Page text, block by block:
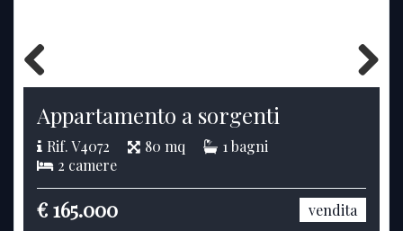
Previous Next
Appartamento a sorgenti
Rif. V4072 80 mq
1 bagni
2 camere
€ 165.000 vendita